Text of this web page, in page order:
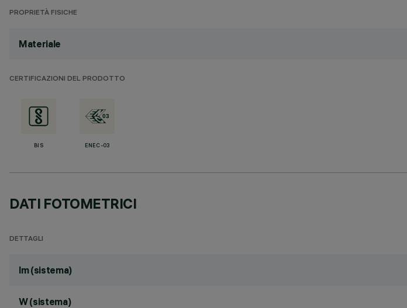
PROPRIETÀ FISICHE
Materiale
CERTIFICAZIONI DEL PRODOTTO
BIS ENEC-03
DATI FOTOMETRICI
DETTAGLI
lm (sistema)
W (sistema)